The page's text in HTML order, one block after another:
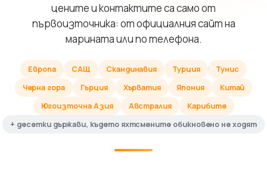
цените и контактите са само от
първоизточника: от официалния сайт на
марината или по телефона.
Европа САЩ Скандинавия Турция
Тунис
Черна гора
Гърция Хърватия Япония
Китай
Югоизточна Азия
Австралия
Карибите
+ десетки държави, където яхтсмените обикновено не ходят